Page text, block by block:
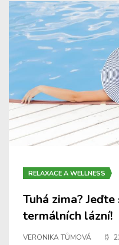
RELAXACE A WELLNESS
Tuhá zima?
termálních lázní!
VERONIKA TŮMOVÁ